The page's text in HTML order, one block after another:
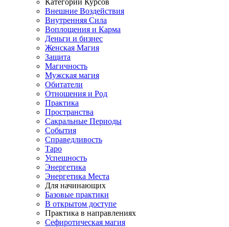
Категории Курсов
Внешние Воздействия
Внутренняя Сила
Воплощения и Карма
Деньги и бизнес
Женская Магия
Защита
Магичность
Мужская магия
Обитатели
Отношения и Род
Практика
Пространства
Сакральные Периоды
События
Справедливость
Таро
Успешность
Энергетика
Энергетика Места
Для начинающих
Базовые практики
В открытом доступе
Практика в направлениях
Сефиротическая магия